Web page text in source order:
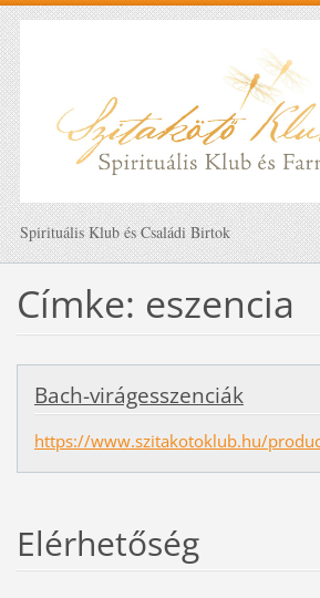
Spirituális Klub és Családi Birtok
Címke: eszencia
Bach-virágesszenciák
https://www.szitakotoklub.hu/
Elérhetőség